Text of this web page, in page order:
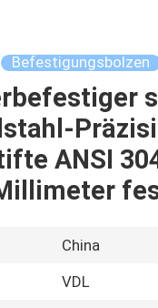
Befestigungsbolzen
ANSI
China
VDL